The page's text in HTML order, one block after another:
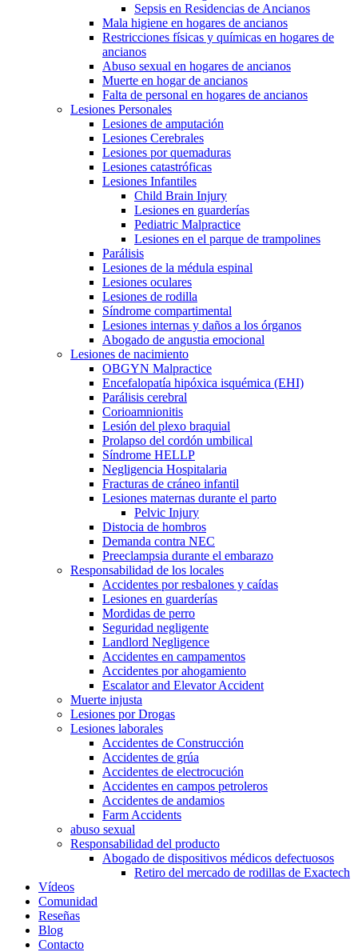
Sepsis en Residencias de Ancianos
Mala higiene en hogares de ancianos
Restricciones físicas y químicas en hogares de
ancianos
Abuso sexual en hogares de ancianos
Muerte en hogar de ancianos
Falta de personal en hogares de ancianos
Lesiones Personales
Lesiones de amputación
Lesiones Cerebrales
Lesiones por quemaduras
Lesiones catastróficas
Lesiones Infantiles
Child Brain Injury
Lesiones en guarderías
Pediatric Malpractice
Lesiones en el parque de trampolines
Parálisis
Lesiones de la médula espinal
Lesiones oculares
Lesiones de rodilla
Síndrome compartimental
Lesiones internas y daños a los órganos
Abogado de angustia emocional
Lesiones de nacimiento
OBGYN Malpractice
Encefalopatía hipóxica isquémica (EHI)
Parálisis cerebral
Corioamnionitis
Lesión del plexo braquial
Prolapso del cordón umbilical
Síndrome HELLP
Negligencia Hospitalaria
Fracturas de cráneo infantil
Lesiones maternas durante el parto
Pelvic Injury
Distocia de hombros
Demanda contra NEC
Preeclampsia durante el embarazo
Responsabilidad de los locales
Accidentes por resbalones y caídas
Lesiones en guarderías
Mordidas de perro
Seguridad negligente
Landlord Negligence
Accidentes en campamentos
Accidentes por ahogamiento
Escalator and Elevator Accident
Muerte injusta
Lesiones por Drogas
Lesiones laborales
Accidentes de Construcción
Accidentes de grúa
Accidentes de electrocución
Accidentes en campos petroleros
Accidentes de andamios
Farm Accidents
abuso sexual
Responsabilidad del producto
Abogado de dispositivos médicos defectuosos
Retiro del mercado de rodillas de Exactech
Vídeos
Comunidad
Reseñas
Blog
Contacto